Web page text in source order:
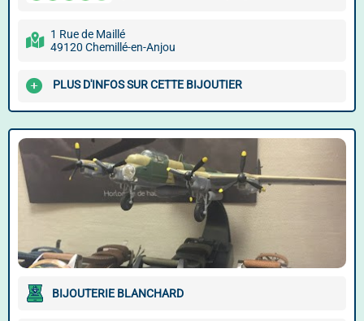
1 Rue de Maillé
49120 Chemillé-en-Anjou
PLUS D'INFOS SUR CETTE BIJOUTIER
BIJOUTERIE BLANCHARD